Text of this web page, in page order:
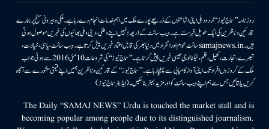
روزنامہ ’’سماج نیوز‘‘ اُردو دہلی اپنی اشاعتوں کے ذریعے پورے ملک میں اہم خدمات انجام دے رہا ہے۔ ملکی وبیرونی سطح پر ہمارے
قارئین وناظرین کی ایک طویل فہرست ہے۔ ویب سائٹ کے ذریعہ انہیں اپنے وطنی، دینی وملی بھائیوں کی خبریں موصول ہوتی
ہیں۔samajnews.inسائٹ عوام اور انفراد میں دنیا بھر کی قابل اعتماد خبریں پیش کرتا ہے۔ ویب سائٹ سیاسی، خیالات،
تبصرے، تجارت، کھیل، فلم، ٹیکنالوجی جیسی خبریں پیش کرتا ہے۔ ’’سماج نیوز‘‘ کی شروعات 10مئی 2016 سے ہوئی جو اب
ملک کے کروڑوں افراد تک اپنی آواز کامیابی سے پہنچا رہا ہے۔ ’’سماج نیوز‘‘ کے قارئین وناظرین ہمیں اپنے قیمتی مشورے سے آگاہ
کریں یا بتائیں جس سے ہم اپنے ویب سائٹ کو اور مزید بہتر بناسکیں۔ (ایڈیٹر سماج نیوز)
The Daily “SAMAJ NEWS” Urdu is touched the market stall and is
becoming popular among people due to its distinguished journalism.